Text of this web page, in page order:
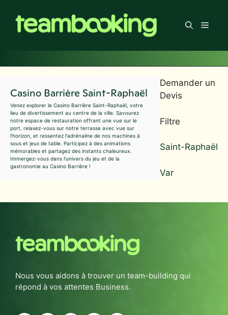
contenu
Menu
Casino Barrière Saint-Raphaël
Venez explorer le Casino Barrière Saint-Raphaël, votre
lieu de divertissement au centre de la ville. Savourez
notre espace de restauration offrant une vue sur le
port, relaxez-vous sur notre terrasse avec vue sur
l'horizon, et ressentez l'adrénaline de nos machines à
sous et jeux de table. Participez à des animations
mémorables et partagez des instants chaleureux.
Immergez-vous dans l'univers du jeu et de la
gastronomie au Casino Barrière !
Demander un
Devis
Filtre
Saint-Raphaël
Var
Nous vous aidons à trouver un team-building qui
répond à vos attentes Business.